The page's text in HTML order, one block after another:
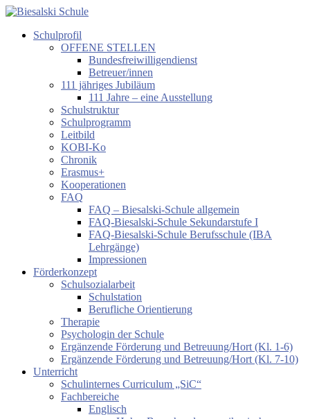
Zum
springen
Biesalski
Förderzentrum
körperliche
motorische
Entwicklung
Schulprofil
OFFENE STELLEN
Bundesfreiwilligendienst
Betreuer/innen
111 jähriges Jubiläum
111 Jahre – eine Ausstellung
Schulstruktur
Schulprogramm
Leitbild
KOBI-Ko
Chronik
Erasmus+
Kooperationen
FAQ
FAQ – Biesalski-Schule allgemein
FAQ-Biesalski-Schule Sekundarstufe I
FAQ-Biesalski-Schule Berufsschule (IBA
Lehrgänge)
Impressionen
Förderkonzept
Schulsozialarbeit
Schulstation
Berufliche Orientierung
Therapie
Psychologin der Schule
Ergänzende Förderung und Betreuung/Hort (Kl. 1-6)
Ergänzende Förderung und Betreuung/Hort (Kl. 7-10)
Unterricht
Schulinternes Curriculum „SiC“
Fachbereiche
Englisch